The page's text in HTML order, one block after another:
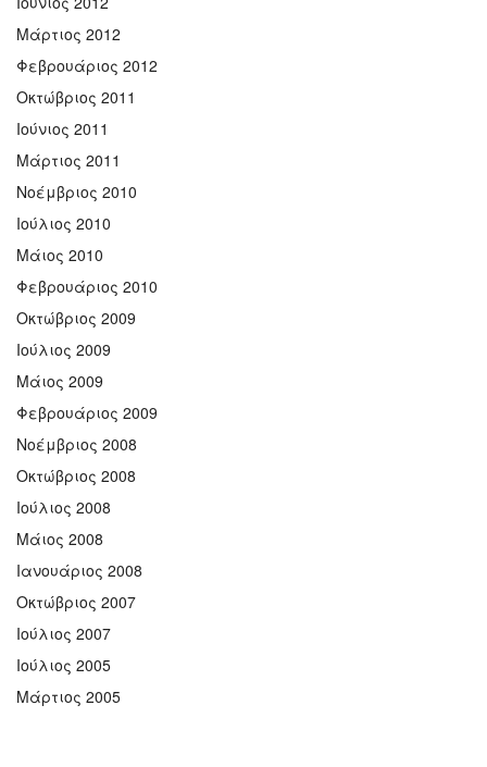
Μάρτιος 2012
Φεβρουάριος 2012
Οκτώβριος 2011
Ιούνιος 2011
Μάρτιος 2011
Νοέμβριος 2010
Ιούλιος 2010
Μάιος 2010
Φεβρουάριος 2010
Οκτώβριος 2009
Ιούλιος 2009
Μάιος 2009
Φεβρουάριος 2009
Νοέμβριος 2008
Οκτώβριος 2008
Ιούλιος 2008
Μάιος 2008
Ιανουάριος 2008
Οκτώβριος 2007
Ιούλιος 2007
Ιούλιος 2005
Μάρτιος 2005